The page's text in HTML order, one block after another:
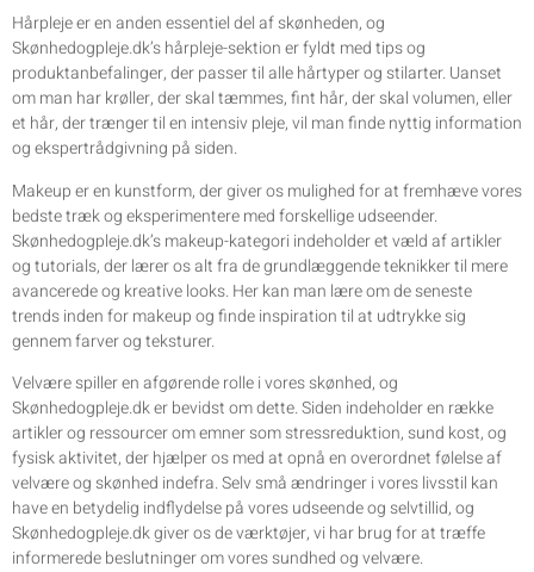
Hårpleje er en anden essentiel del af skønheden, og
Skønhedogpleje.dk’s hårpleje-sektion er fyldt med tips og
produktanbefalinger, der passer til alle hårtyper og stilarter. Uanset
om man har krøller, der skal tæmmes, fint hår, der skal volumen, eller
et hår, der trænger til en intensiv pleje, vil man finde nyttig information
og ekspertrådgivning på siden.
Makeup er en kunstform, der giver os mulighed for at fremhæve vores
bedste træk og eksperimentere med forskellige udseender.
Skønhedogpleje.dk’s makeup-kategori indeholder et væld af artikler
og tutorials, der lærer os alt fra de grundlæggende teknikker til mere
avancerede og kreative looks. Her kan man lære om de seneste
trends inden for makeup og finde inspiration til at udtrykke sig
gennem farver og teksturer.
Velvære spiller en afgørende rolle i vores skønhed, og
Skønhedogpleje.dk er bevidst om dette. Siden indeholder en række
artikler og ressourcer om emner som stressreduktion, sund kost, og
fysisk aktivitet, der hjælper os med at opnå en overordnet følelse af
velvære og skønhed indefra. Selv små ændringer i vores livsstil kan
have en betydelig indflydelse på vores udseende og selvtillid, og
Skønhedogpleje.dk giver os de værktøjer, vi har brug for at træffe
informerede beslutninger om vores sundhed og velvære.